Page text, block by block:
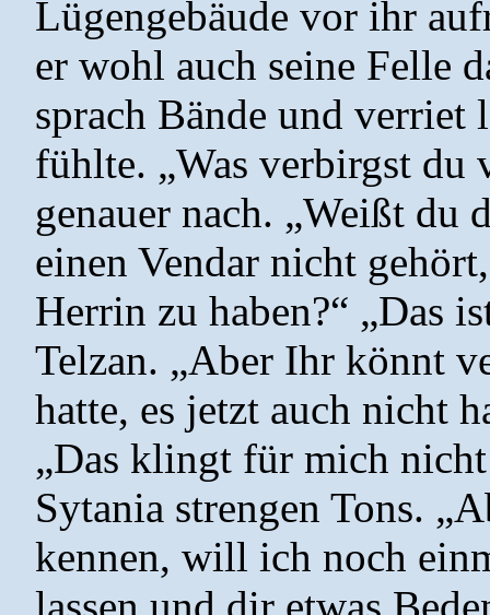
Lügengebäude vor ihr
er wohl auch seine Felle
sprach Bände und verriet
fühlte. „Was verbirgst du
genauer nach. „Weißt du
einen Vendar nicht
Herrin zu haben?“ „Das
Telzan. „Aber Ihr könnt
hatte, es jetzt auch nicht
„Das klingt für mich nicht
Sytania strengen Tons.
kennen, will ich noch